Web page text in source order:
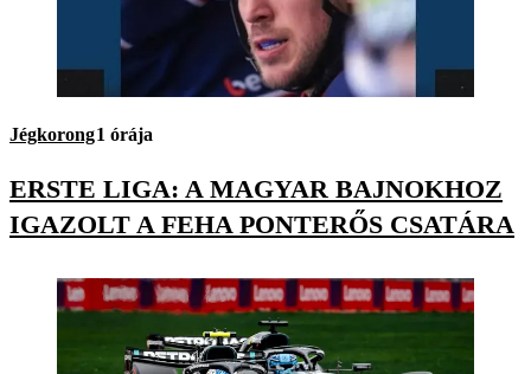
Jégkorong1 órája
ERSTE LIGA: A MAGYAR BAJNOKHOZ
IGAZOLT A FEHA PONTERŐS CSATÁRA